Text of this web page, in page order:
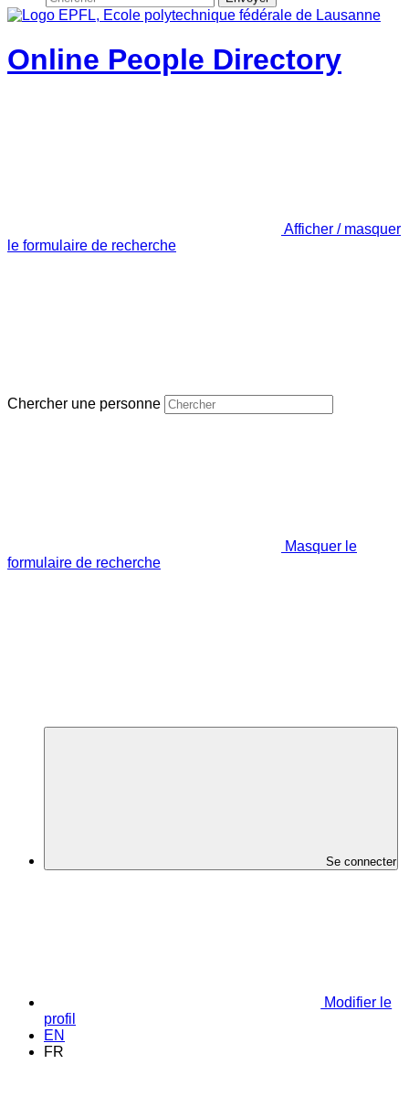
Online People Directory
Afficher / masquer
le formulaire de recherche
Chercher une personne
Masquer le
formulaire de recherche
Se connecter
Modifier le
profil
EN
FR